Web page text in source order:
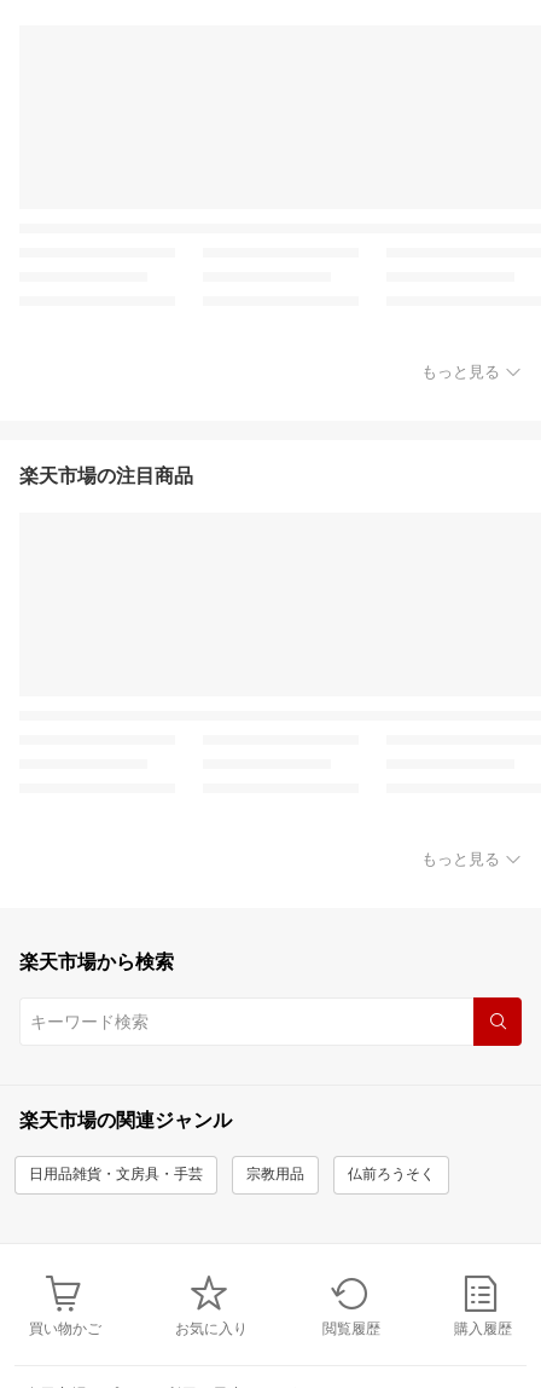
もっと見る
楽天市場の注目商品
もっと見る
楽天市場から検索
楽天市場の関連ジャンル
日用品雑貨・文房具・手芸 宗教用品 仏前ろうそく
買い物かご お気に入り 閲覧履歴 購入履歴